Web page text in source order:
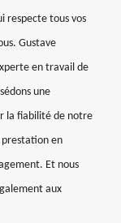
respecte tous vos
Gustave
en travail de
une
la fiabilité de notre
en
Et nous
aux